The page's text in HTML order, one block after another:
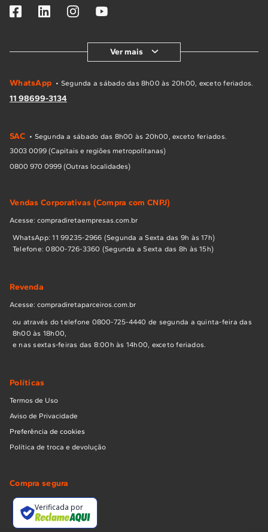
Ver mais
WhatsApp • Segunda a sábado das 8h00 às 20h00, exceto feriados.
11 98699-3134
SAC • Segunda a sábado das 8h00 às 20h00, exceto feriados.
3003 0099 (Capitais e regiões metropolitanas)
0800 970 0999 (Outras localidades)
Vendas Corporativas (Compra com CNPJ)
Acesse: compradiretaempresas.com.br
WhatsApp: 11 99235-2966 (Segunda a Sexta das 9h às 17h)
Telefone: 0800-726-3360 (Segunda a Sexta das 8h às 15h)
Revenda
Acesse: compradiretaparceiros.com.br
ou através do telefone 0800-725-4440 de segunda a quinta-feira das
8h00 às 18h00,
e nas sextas-feiras das 8:00h às 14h00, exceto feriados.
Políticas
Termos de Uso
Aviso de Privacidade
Preferência de cookies
Política de troca e devolução
Compra segura
Verificada por